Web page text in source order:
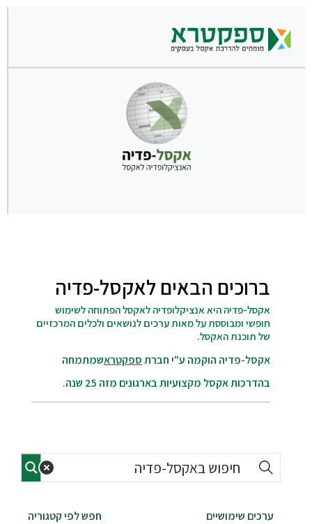
ברוכים הבאים לאקסל-פדיה
אקסל-פדיה היא אנציקלופדיה לאקסל הפתוחה לשימוש
חופשי ומבוססת על מאות ערכים לנושאים ולכלים המרכזיים
של תוכנת האקסל.
אקסל-פדיה הוקמה ע"י חברתספקטראשמתמחה
בהדרכות אקסל מקצועיות בארגונים מזה 25 שנה.
חפש לפי קטגוריה ערכים שימושיים